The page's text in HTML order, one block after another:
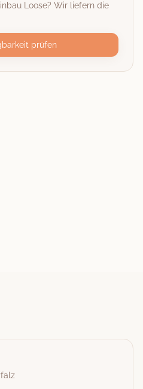
Loose? Wir liefern die
prüfen